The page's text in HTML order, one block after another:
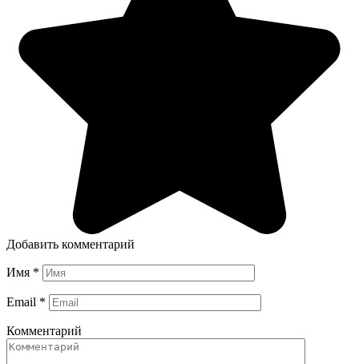
Добавить комментарий
Имя *
Email *
Комментарий